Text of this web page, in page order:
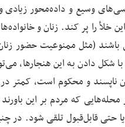
وسیع و داده‌محور زیادی
خلأ را پر کند. زنان و
(مثل ممنوعیت حضور زنان
دادن به این هنجارها،
ناپسند و محکوم است، کمتر
که مردم بر این
قابل‌قبول تلقی شود. در